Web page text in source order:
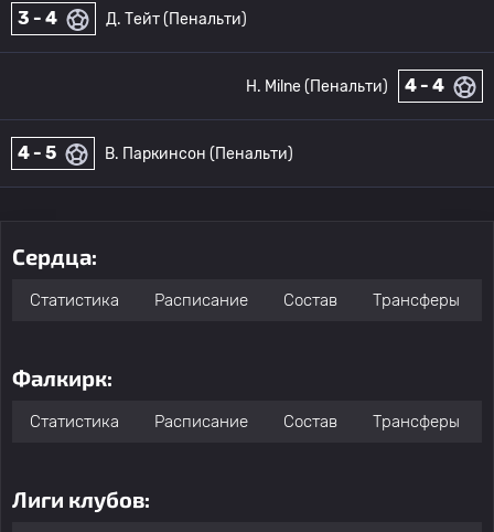
3 - 4 Д. Тейт (Пенальти)
4 - 4
H. Milne (Пенальти)
4 - 5 B. Паркинсон (Пенальти)
Сердца:
Статистика Расписание Состав Трансферы
Фалкирк:
Статистика Расписание Состав Трансферы
Лиги клубов: